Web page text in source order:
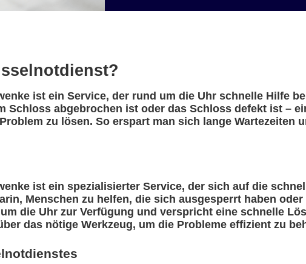
ist ein Service, der rund um die Uhr schnelle Hilfe
Schloss abgebrochen ist oder das Schloss defekt ist –
zu lösen. So erspart man sich lange Wartezeiten
ist ein spezialisierter Service, der sich auf die
Menschen zu helfen, die sich ausgesperrt haben
die Uhr zur Verfügung und verspricht eine schnelle
das nötige Werkzeug, um die Probleme effizient zu